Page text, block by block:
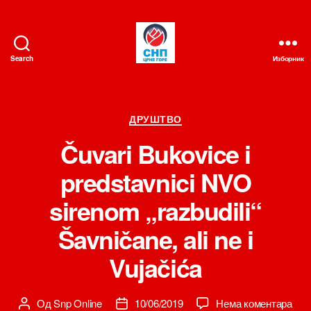
Search Изборник
Категорије
ДРУШТВО
Čuvari Bukovice i
predstavnici NVO
sirenom „razbudili“
Šavničane, ali ne i
Vujačića
Аутор
ОдSnp Online
Датум10/06/2019 Нема коментарана